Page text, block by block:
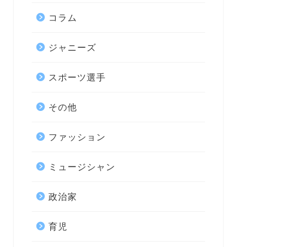
コラム
ジャニーズ
スポーツ選手
その他
ファッション
ミュージシャン
政治家
育児